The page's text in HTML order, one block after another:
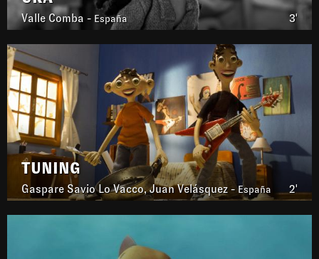
3'
Valle Comba - España
TUNING
2'
Gaspare Savio Lo Vacco, Juan Velásquez -España